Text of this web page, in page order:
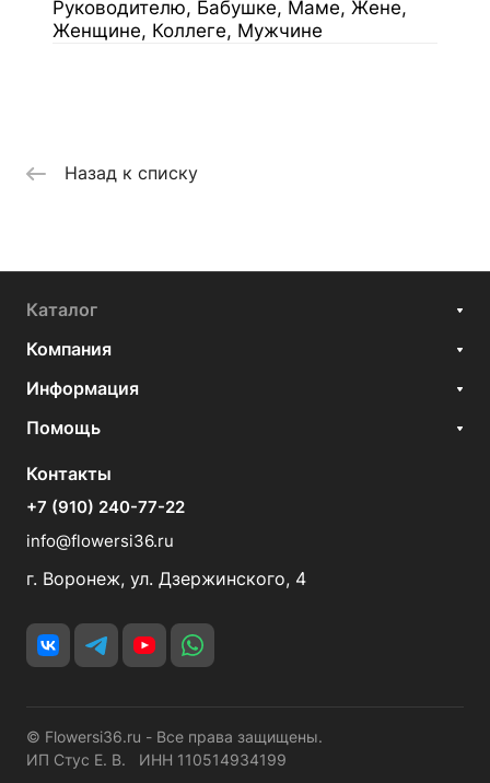
Руководителю, Бабушке, Маме, Жене,
Женщине, Коллеге, Мужчине
Назад к списку
Каталог
Компания
Информация
Помощь
Контакты
+7 (910) 240-77-22
info@flowersi36.ru
г. Воронеж, ул. Дзержинского, 4
© Flowersi36.ru - Все права защищены.
ИП Стус Е. В. ИНН 110514934199